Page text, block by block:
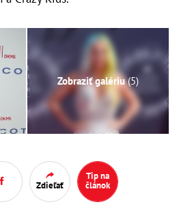
Zobraziť galériu(5)
Zdieľať
Tip na
článok